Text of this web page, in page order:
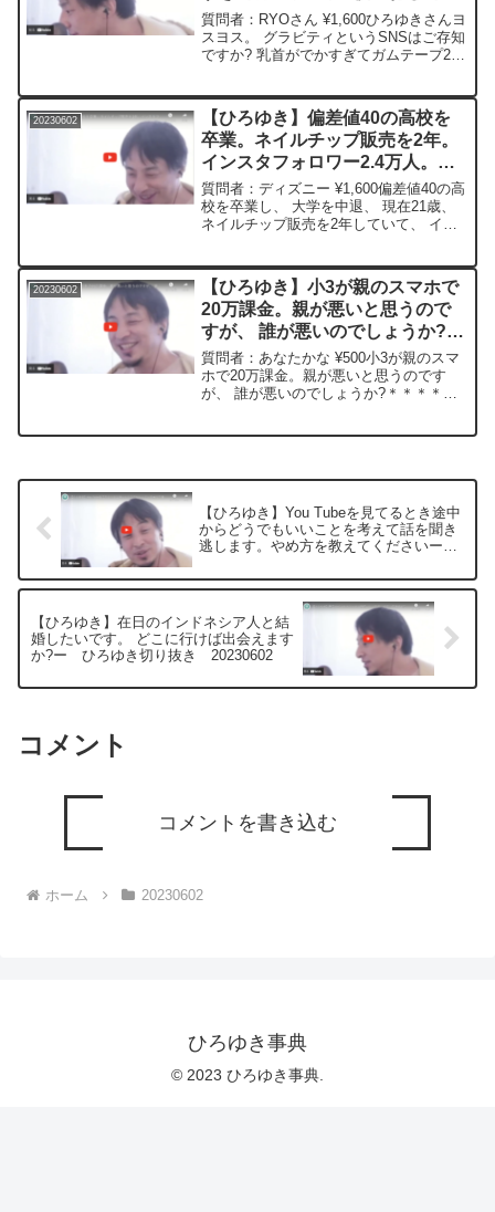
す。ー ひろゆき切り抜き
20230602
質問者：RYOさん ¥1,600ひろゆきさんヨ
スヨス。 グラビティというSNSはご存知
ですか? 乳首がでかすぎてガムテープ2枚
プを貼ってたら、毛が癖付いて乳首が太
陽み...
20230602
【ひろゆき】偏差値40の高校を
卒業。ネイルチップ販売を2年。
インスタフォロワー2.4万人。平
均月収40万円。ネット教材の販
売。これでいいと思いますか？
ー ひろゆき切り抜き
質問者：ディズニー ¥1,600偏差値40の高
校を卒業し、 大学を中退、 現在21歳、
ネイルチップ販売を2年していて、 イン
鹿な私が最高月収55万!みたいな感...
20230602
【ひろゆき】小3が親のスマホで
20万課金。親が悪いと思うので
すが、 誰が悪いのでしょうか?
ー ひろゆき切り抜き
20230602
質問者：あなたかな ¥500小3が親のスマ
ホで20万課金。親が悪いと思うのです
が、 誰が悪いのでしょうか?＊＊＊＊＊
【ひろゆき】You Tubeを見てるとき途中
からどうでもいいことを考えて話を聞き
逃します。やめ方を教えてくださいー
【ひろゆき】在日のインドネシア人と結
婚したいです。 どこに行けば出会えます
か?ー ひろゆき切り抜き 20230602
コメント
コメントを書き込む
ホーム 20230602
ひろゆき事典
© 2023 ひろゆき事典.